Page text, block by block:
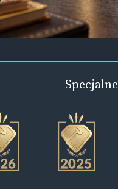
Specjalne